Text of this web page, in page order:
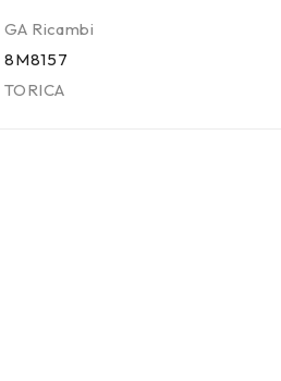
GA Ricambi
8M8157
TORICA